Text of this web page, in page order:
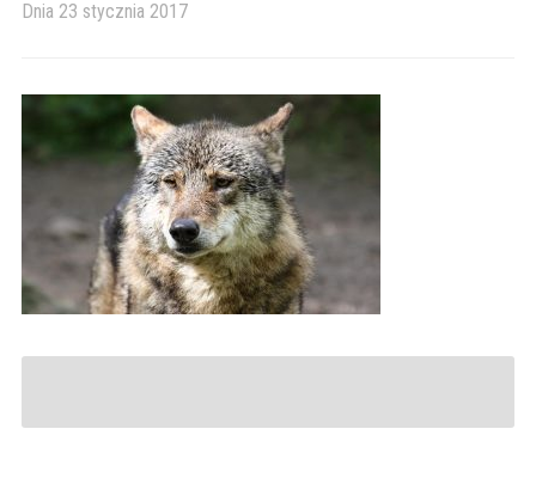
Dnia 23 stycznia 2017